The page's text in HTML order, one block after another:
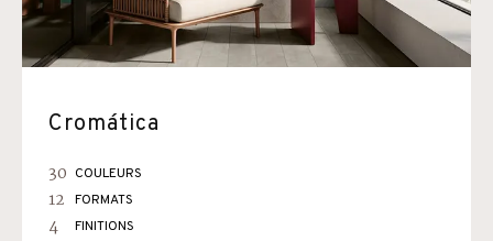
Cromática
30 COULEURS
12 FORMATS
4 FINITIONS